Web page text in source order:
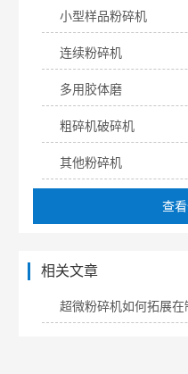
小型样品粉碎机
连续粉碎机
多用胶体磨
粗碎机破碎机
其他粉碎机
查
相关文章
超微粉碎机如何拓展